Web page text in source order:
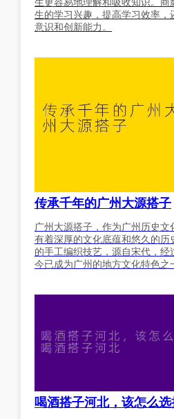
生的学习兴趣，提高学习效率，
意识和创新能力。
传承千年的广州大源搭子
广州大源搭子，作为广州历史文
有着深厚的文化底蕴和悠久的历
的手工编织技艺，源自宋代，经
今已成为广州的地方文化特色之
喝酒搭子河北，该怎么选